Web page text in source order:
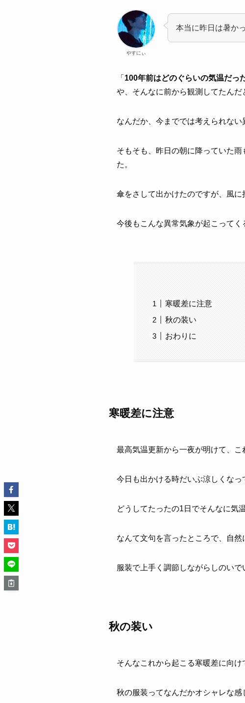
やすにぃ
本当に昨日は暑か
「 100年前はどのぐらいの気温だっ
や、そんなに前から観測してたんだ
なんだか、今まででは考えられない
そもそも、昨日の朝に降っていた
た。
傘をさして出かけたのですが、風
今後もこんな異常気象が起こってく
寒暖差に注意
秋の装い
おわりに
寒暖差に注意
最高気温更新から一夜が明けて、こ
今日も出かける時だいぶ涼しくなっ
どうしてたったの1日でそんなに気
なんて文句を言ったところで、自然
服装で上手く調節しながらしのいで
秋の装い
そんなこれから起こる寒暖差に向け
秋の服装ってなんだかオシャレな感